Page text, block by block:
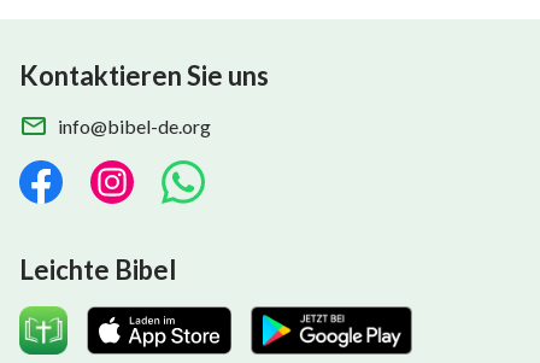
Kontaktieren Sie uns
info@bibel-de.org
Leichte Bibel